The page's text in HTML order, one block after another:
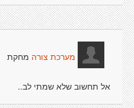
מערכת צורה מחקת
אל תחשוב שלא שמתי לב..